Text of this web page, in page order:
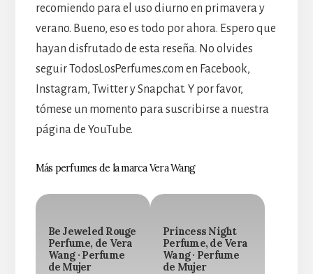
recomiendo para el uso diurno en primavera y
verano. Bueno, eso es todo por ahora. Espero que
hayan disfrutado de esta reseña. No olvides
seguir TodosLosPerfumes.com en Facebook,
Instagram, Twitter y Snapchat. Y por favor,
tómese un momento para suscribirse a nuestra
página de YouTube.
Más perfumes de la marca Vera Wang
Be Jeweled Rouge
Perfume, de Vera
Wang · Perfume
de Mujer
Princess Night
Perfume, de Vera
Wang · Perfume
de Mujer